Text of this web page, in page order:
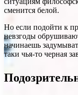
сменится белой.
Но если подойти к
невзгоды
начинаешь
таки чья-то черная